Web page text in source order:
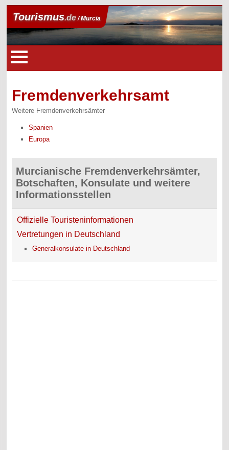
Tourismus.de/ Murcia
Fremdenverkehrsamt
Weitere Fremdenverkehrsämter
Spanien
Europa
Murcianische Fremdenverkehrsämter,
Botschaften, Konsulate und weitere
Informationsstellen
Offizielle Touristeninformationen
Vertretungen in Deutschland
Generalkonsulate in Deutschland